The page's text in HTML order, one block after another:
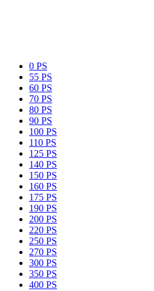
0 PS
55 PS
60 PS
70 PS
80 PS
90 PS
100 PS
110 PS
125 PS
140 PS
150 PS
160 PS
175 PS
190 PS
200 PS
220 PS
250 PS
270 PS
300 PS
350 PS
400 PS